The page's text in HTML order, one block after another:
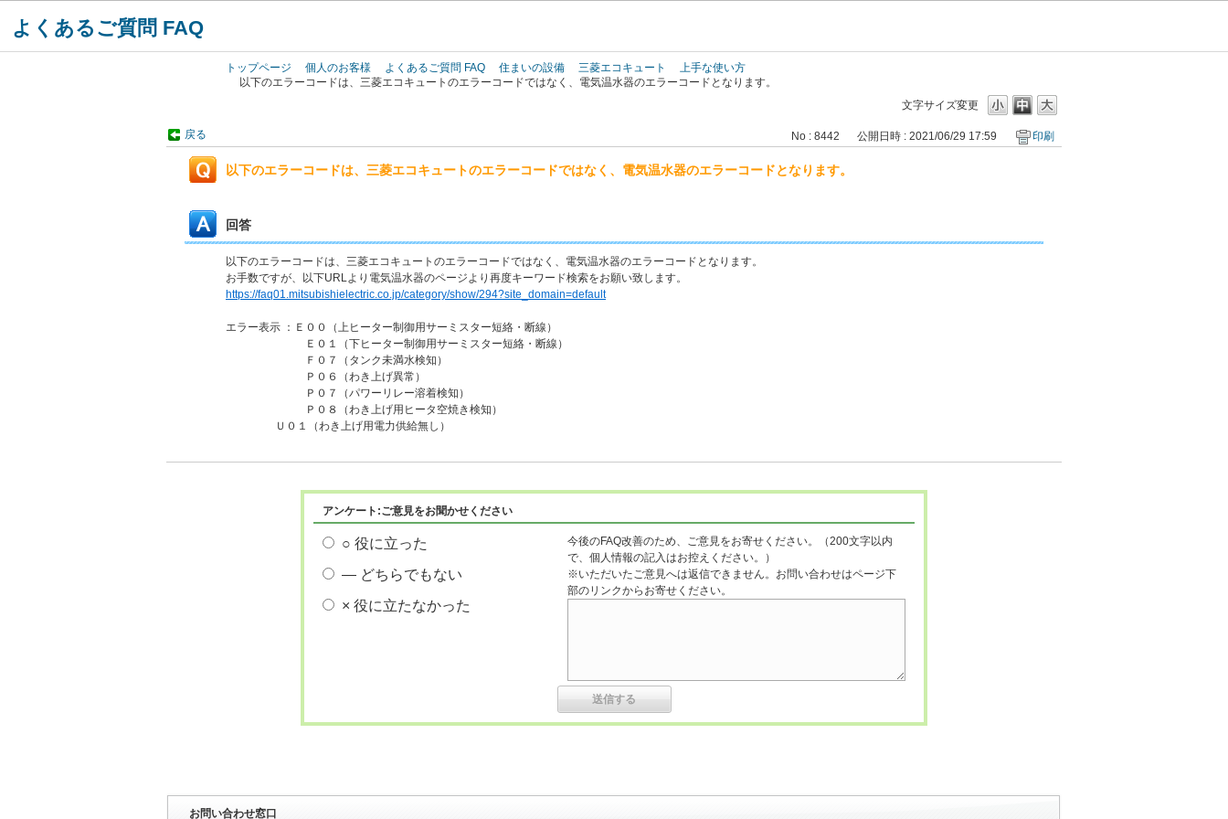
よくあるご質問 FAQ
トップページ 個人のお客様 よくあるご質問 FAQ 住まいの設備 三菱エコキュート
上手な使い方
以下のエラーコードは、三菱エコキュートのエラーコードではなく、電気温水器のエラーコードとなります。
文字サイズ変更
戻る No : 8442 公開日時 : 2021/06/29 17:59 印刷
以下のエラーコードは、三菱エコキュートのエラーコードではなく、電気温水器のエラーコードとなります。
回答
以下のエラーコードは、三菱エコキュートのエラーコードではなく、電気温水器のエラーコードとなります。
お手数ですが、以下URLより電気温水器のページより再度キーワード検索をお願い致します。
https://faq01.mitsubishielectric.co.jp/category/show/294?site_domain=default
エラー表示 ：Ｅ００（上ヒーター制御用サーミスター短絡・断線）
Ｅ０１（下ヒーター制御用サーミスター短絡・断線）
Ｆ０７（タンク未満水検知）
Ｐ０６（わき上げ異常）
Ｐ０７（パワーリレー溶着検知）
Ｐ０８（わき上げ用ヒータ空焼き検知）
Ｕ０１（わき上げ用電力供給無し）
アンケート:ご意見をお聞かせください
○ 役に立った
― どちらでもない
× 役に立たなかった
今後のFAQ改善のため、ご意見をお寄せください。（200文字以内
で、個人情報の記入はお控えください。）
※いただいたご意見へは返信できません。お問い合わせはページ下
部のリンクからお寄せください。
お問い合わせ窓口